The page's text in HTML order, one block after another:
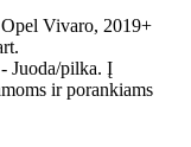
Vivaro, 2019+
Juoda/pilka. Į
ir porankiams